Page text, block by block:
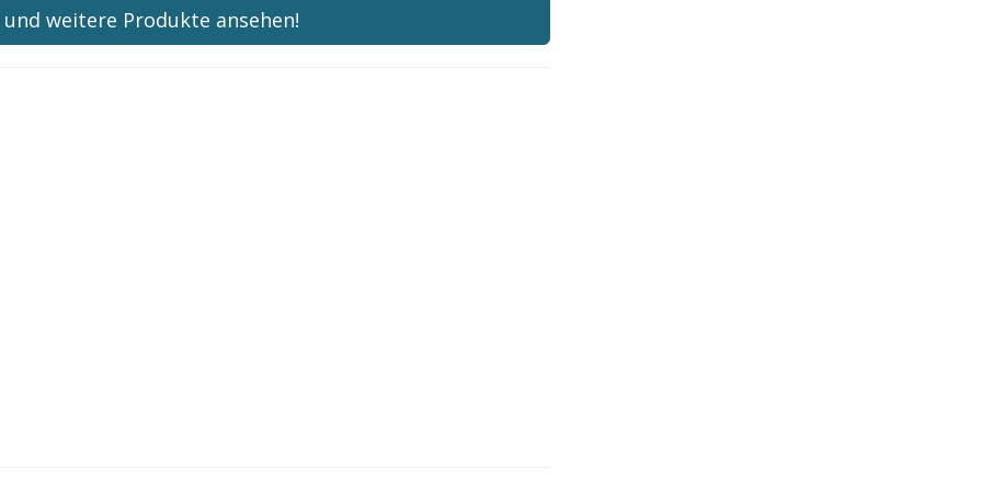
weitere Produkte ansehen!